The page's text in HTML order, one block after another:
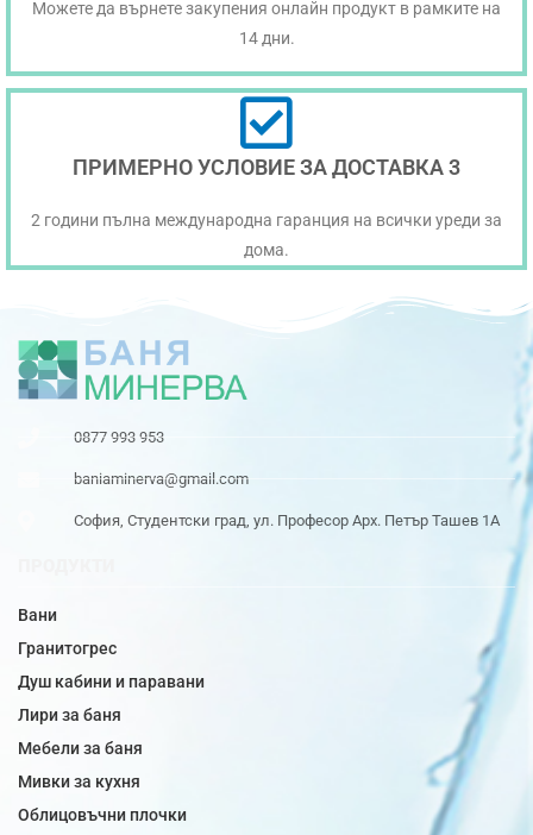
Можете да върнете закупения онлайн продукт в рамките на
14 дни.
ПРИМЕРНО УСЛОВИЕ ЗА ДОСТАВКА 3
2 години пълна международна гаранция на всички уреди за
дома.
0877 993 953
baniaminerva@gmail.com
София, Студентски град, ул. Професор Арх. Петър Ташев 1А
Вани
Гранитогрес
Душ кабини и паравани
Лири за баня
Мебели за баня
Мивки за кухня
Облицовъчни плочки